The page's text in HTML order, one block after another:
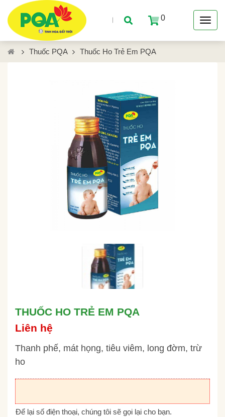
0
Thuốc PQA Thuốc Ho Trẻ Em PQA
THUỐC HO TRẺ EM PQA
Liên hệ
Thanh phế, mát họng, tiêu viêm, long đờm, trừ
ho
Để lại số điện thoại, chúng tôi sẽ gọi lại cho bạn.